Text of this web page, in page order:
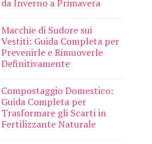
da Inverno a Primavera
Macchie di Sudore sui
Vestiti: Guida Completa per
Prevenirle e Rimuoverle
Definitivamente
Compostaggio Domestico:
Guida Completa per
Trasformare gli Scarti in
Fertilizzante Naturale